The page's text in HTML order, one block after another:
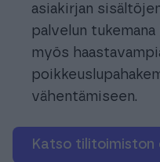
asiakirjan
palvelun tukemana
myös
vähentämiseen.
Katso